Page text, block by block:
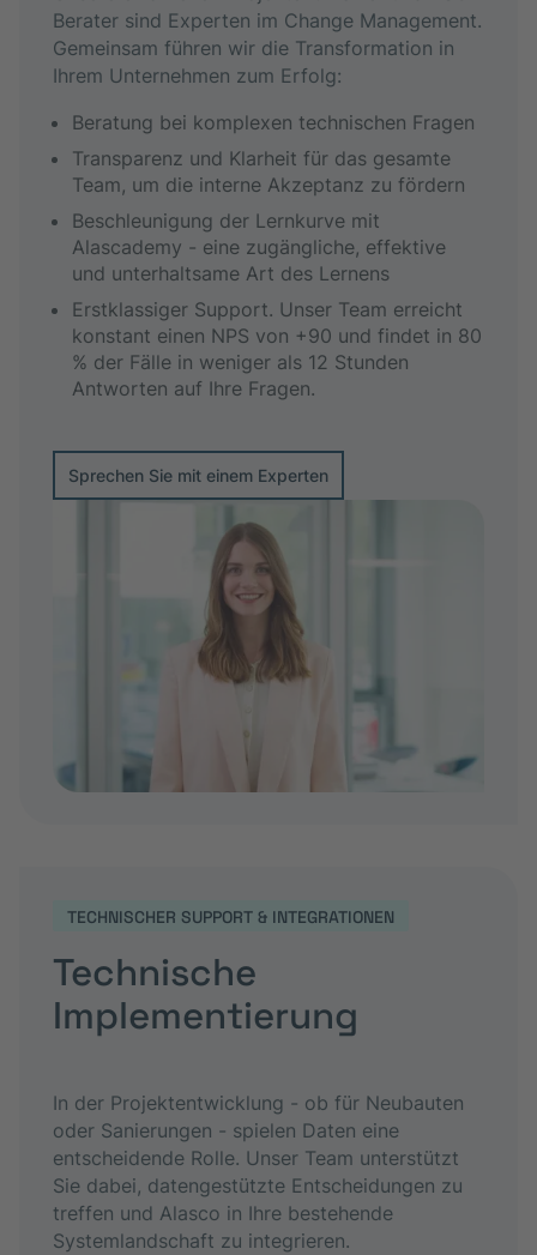
Berater sind Experten im Change Management.
Gemeinsam führen wir die Transformation in
Ihrem Unternehmen zum Erfolg:
Beratung bei komplexen technischen Fragen
Transparenz und Klarheit für das gesamte
Team, um die interne Akzeptanz zu fördern
Beschleunigung der Lernkurve mit
Alascademy - eine zugängliche, effektive
und unterhaltsame Art des Lernens
Erstklassiger Support. Unser Team erreicht
konstant einen NPS von +90 und findet in 80
% der Fälle in weniger als 12 Stunden
Antworten auf Ihre Fragen.
Sprechen Sie mit einem Experten
TECHNISCHER SUPPORT & INTEGRATIONEN
Technische
Implementie­rung
In der Projektentwicklung - ob für Neubauten
oder Sanierungen - spielen Daten eine
entscheidende Rolle. Unser Team unterstützt
Sie dabei, datengestützte Entscheidungen zu
treffen und Alasco in Ihre bestehende
Systemlandschaft zu integrieren.